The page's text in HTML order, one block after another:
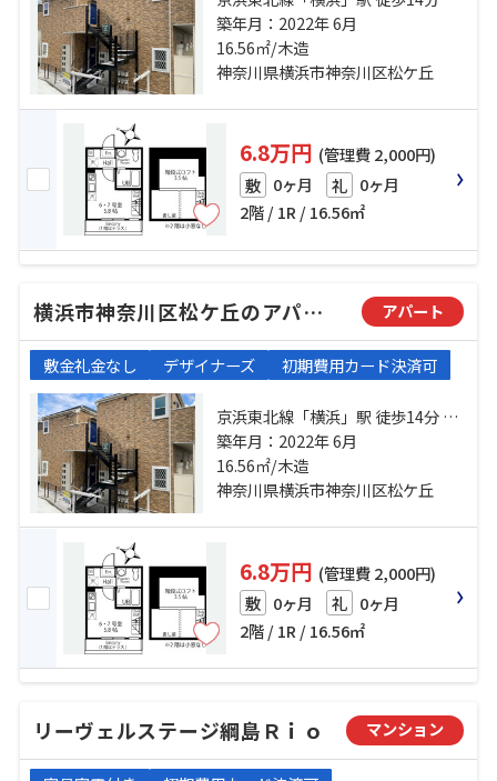
急東横線「反町」駅 徒歩7分 ブルー
ライン「三ツ沢下町」駅 徒歩7分
築年月：2022年 6月
16.56㎡/木造
神奈川県横浜市神奈川区松ケ丘
6.8万円 (管理費 2,000円)
敷 0ヶ月 礼 0ヶ月
2階 / 1R / 16.56㎡
横浜市神奈川区松ケ丘のアパート アパート
敷金礼金なし デザイナーズ 初期費用カード決済可
京浜東北線「横浜」駅 徒歩14分 東
急東横線「反町」駅 徒歩7分 ブルー
ライン「三ツ沢下町」駅 徒歩7分
築年月：2022年 6月
16.56㎡/木造
神奈川県横浜市神奈川区松ケ丘
6.8万円 (管理費 2,000円)
敷 0ヶ月 礼 0ヶ月
2階 / 1R / 16.56㎡
リーヴェルステージ綱島Ｒｉｏ マンション